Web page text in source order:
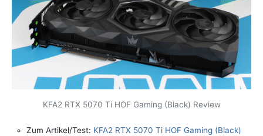
KFA2 RTX 5070 Ti HOF Gaming (Black) Review
Zum Artikel/Test: KFA2 RTX 5070 Ti HOF Gaming (Black)